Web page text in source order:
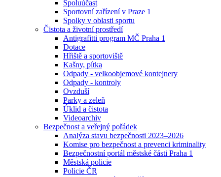
Spoluúčast
Sportovní zařízení v Praze 1
Spolky v oblasti sportu
Čistota a životní prostředí
Antigrafitti program MČ Praha 1
Dotace
Hřiště a sportoviště
Kašny, pítka
Odpady - velkoobjemové kontejnery
Odpady - kontroly
Ovzduší
Parky a zeleň
Úklid a čistota
Videoarchiv
Bezpečnost a veřejný pořádek
Analýza stavu bezpečnosti 2023–2026
Komise pro bezpečnost a prevenci kriminality
Bezpečnostní portál městské části Praha 1
Městská policie
Policie ČR